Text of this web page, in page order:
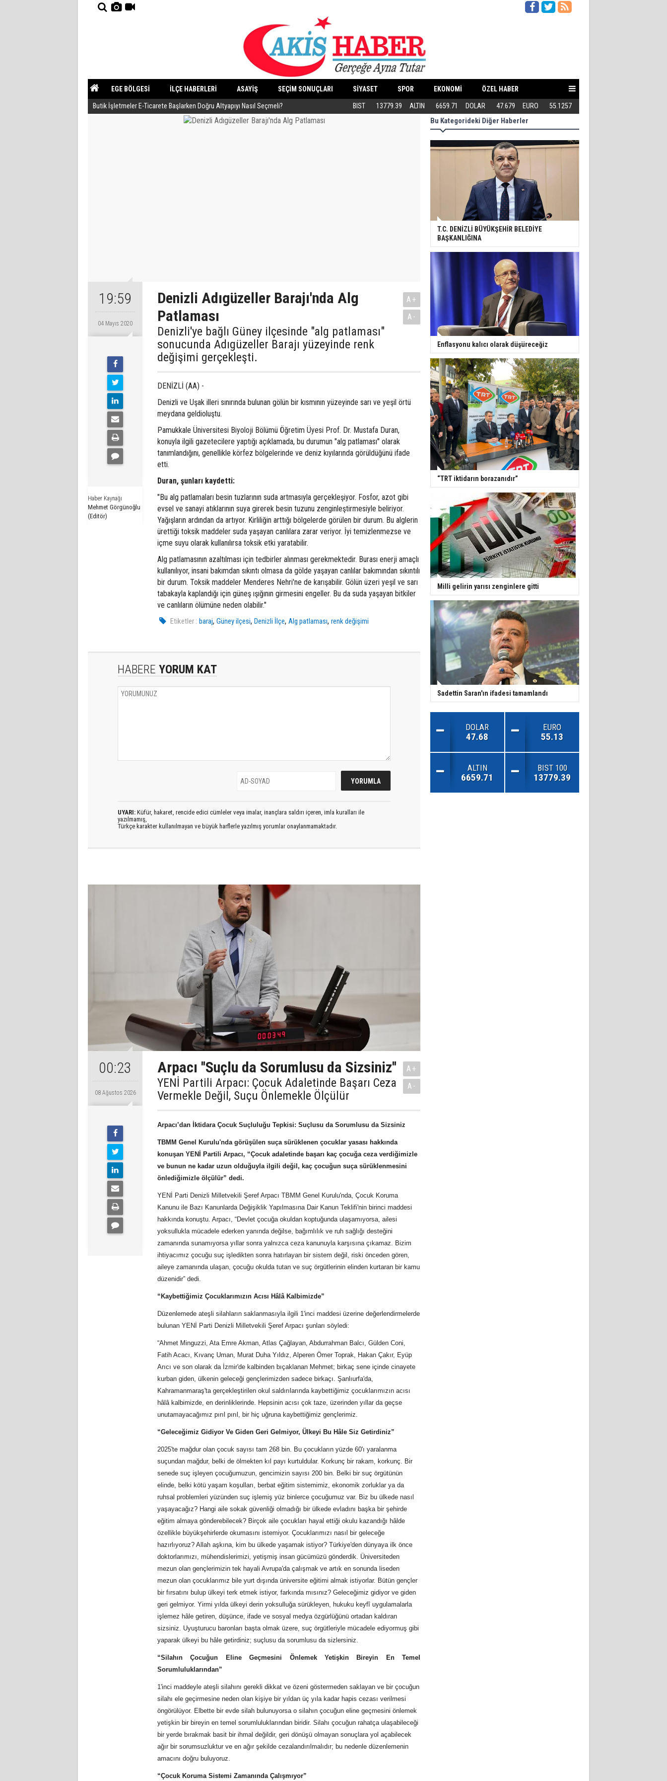
EGE BÖLGESİ İLÇE HABERLERİ ASAYİŞ SEÇİM SONUÇLARI SİYASET SPOR EKONOMİ ÖZEL HABER
YAZARLAR GÜNDEM
Butik İşletmeler E-Ticarete Başlarken Doğru Altyapıyı Nasıl Seçmeli? Eski Dolgular Ultrasonla Tespit Edilip Eritilebilir mi?
BIST 13779.39 ALTIN 6659.71 DOLAR 47.679 EURO 55.1257
19:59
04 Mayıs 2020
Haber Kaynağı
Mehmet Görgünoğlu
(Editör)
Denizli Adıgüzeller Barajı'nda Alg
Patlaması
Denizli'ye bağlı Güney ilçesinde "alg patlaması"
sonucunda Adıgüzeller Barajı yüzeyinde renk
değişimi gerçekleşti.
A+
A-
DENİZLİ (AA) -
Denizli ve Uşak illeri sınırında bulunan gölün bir kısmının yüzeyinde sarı ve yeşil örtü
meydana geldioluştu.
Pamukkale Üniversitesi Biyoloji Bölümü Öğretim Üyesi Prof. Dr. Mustafa Duran,
konuyla ilgili gazetecilere yaptığı açıklamada, bu durumun "alg patlaması" olarak
tanımlandığını, genellikle körfez bölgelerinde ve deniz kıyılarında görüldüğünü ifade
etti.
Duran, şunları kaydetti:
"Bu alg patlamaları besin tuzlarının suda artmasıyla gerçekleşiyor. Fosfor, azot gibi
evsel ve sanayi atıklarının suya girerek besin tuzunu zenginleştirmesiyle beliriyor.
Yağışların ardından da artıyor. Kirliliğin arttığı bölgelerde görülen bir durum. Bu alglerin
ürettiği toksik maddeler suda yaşayan canlılara zarar veriyor. İyi temizlenmezse ve
içme suyu olarak kullanılırsa toksik etki yaratabilir.
Alg patlamasının azaltılması için tedbirler alınması gerekmektedir. Burası enerji amaçlı
kullanılıyor, insani bakımdan sıkıntı olmasa da gölde yaşayan canlılar bakımından sıkıntılı
bir durum. Toksik maddeler Menderes Nehri'ne de karışabilir. Gölün üzeri yeşil ve sarı
tabakayla kaplandığı için güneş ışığının girmesini engeller. Bu da suda yaşayan bitkiler
ve canlıların ölümüne neden olabilir."
Etiketler : baraj,Güney ilçesi,Denizli İlçe,Alg patlaması,renk değişimi
HABERE YORUM KAT
UYARI: Küfür, hakaret, rencide edici cümleler veya imalar, inançlara saldırı içeren, imla kuralları ile
yazılmamış,
Türkçe karakter kullanılmayan ve büyük harflerle yazılmış yorumlar onaylanmamaktadır.
00:23
08 Ağustos 2026
Arpacı ''Suçlu da Sorumlusu da Sizsiniz''
YENİ Partili Arpacı: Çocuk Adaletinde Başarı Ceza
Vermekle Değil, Suçu Önlemekle Ölçülür
A+
A-
Arpacı’dan İktidara Çocuk Suçluluğu Tepkisi: Suçlusu da Sorumlusu da Sizsiniz
TBMM Genel Kurulu'nda görüşülen suça sürüklenen çocuklar yasası hakkında
konuşan YENİ Partili Arpacı, “Çocuk adaletinde başarı kaç çocuğa ceza verdiğimizle
ve bunun ne kadar uzun olduğuyla ilgili değil, kaç çocuğun suça sürüklenmesini
önlediğimizle ölçülür” dedi.
YENİ Parti Denizli Milletvekili Şeref Arpacı TBMM Genel Kurulu'nda, Çocuk Koruma
Kanunu ile Bazı Kanunlarda Değişiklik Yapılmasına Dair Kanun Teklifi'nin birinci maddesi
hakkında konuştu. Arpacı, “Devlet çocuğa okuldan koptuğunda ulaşamıyorsa, ailesi
yoksullukla mücadele ederken yanında değilse, bağımlılık ve ruh sağlığı desteğini
zamanında sunamıyorsa yıllar sonra yalnızca ceza kanunuyla karşısına çıkamaz. Bizim
ihtiyacımız çocuğu suç işledikten sonra hatırlayan bir sistem değil, riski önceden gören,
aileye zamanında ulaşan, çocuğu okulda tutan ve suç örgütlerinin elinden kurtaran bir kamu
düzenidir” dedi.
“Kaybettiğimiz Çocuklarımızın Acısı Hâlâ Kalbimizde”
Düzenlemede ateşli silahların saklanmasıyla ilgili 1'inci maddesi üzerine değerlendirmelerde
bulunan YENİ Parti Denizli Milletvekili Şeref Arpacı şunları söyledi:
“Ahmet Minguzzi, Ata Emre Akman, Atlas Çağlayan, Abdurrahman Balcı, Gülden Coni,
Fatih Acacı, Kıvanç Uman, Murat Duha Yıldız, Alperen Ömer Toprak, Hakan Çakır, Eyüp
Arıcı ve son olarak da İzmir'de kalbinden bıçaklanan Mehmet; birkaç sene içinde cinayete
kurban giden, ülkenin geleceği gençlerimizden sadece birkaçı. Şanlıurfa'da,
Kahramanmaraş'ta gerçekleştirilen okul saldırılarında kaybettiğimiz çocuklarımızın acısı
hâlâ kalbimizde, en derinliklerinde. Hepsinin acısı çok taze, üzerinden yıllar da geçse
unutamayacağımız pırıl pırıl, bir hiç uğruna kaybettiğimiz gençlerimiz.
“Geleceğimiz Gidiyor Ve Giden Geri Gelmiyor, Ülkeyi Bu Hâle Siz Getirdiniz”
2025'te mağdur olan çocuk sayısı tam 268 bin. Bu çocukların yüzde 60'ı yaralanma
suçundan mağdur, belki de ölmekten kıl payı kurtuldular. Korkunç bir rakam, korkunç. Bir
senede suç işleyen çocuğumuzun, gencimizin sayısı 200 bin. Belki bir suç örgütünün
elinde, belki kötü yaşam koşulları, berbat eğitim sistemimiz, ekonomik zorluklar ya da
ruhsal problemleri yüzünden suç işlemiş yüz binlerce çocuğumuz var. Biz bu ülkede nasıl
yaşayacağız? Hangi aile sokak güvenliği olmadığı bir ülkede evladını başka bir şehirde
eğitim almaya gönderebilecek? Birçok aile çocukları hayal ettiği okulu kazandığı hâlde
özellikle büyükşehirlerde okumasını istemiyor. Çocuklarımızı nasıl bir geleceğe
hazırlıyoruz? Allah aşkına, kim bu ülkede yaşamak istiyor? Türkiye'den dünyaya ilk önce
doktorlarımızı, mühendislerimizi, yetişmiş insan gücümüzü gönderdik. Üniversiteden
mezun olan gençlerimizin tek hayali Avrupa'da çalışmak ve artık en sonunda liseden
mezun olan çocuklarımız bile yurt dışında üniversite eğitimi almak istiyorlar. Bütün gençler
bir fırsatını bulup ülkeyi terk etmek istiyor, farkında mısınız? Geleceğimiz gidiyor ve giden
geri gelmiyor. Yirmi yılda ülkeyi derin yoksulluğa sürükleyen, hukuku keyfî uygulamalarla
işlemez hâle getiren, düşünce, ifade ve sosyal medya özgürlüğünü ortadan kaldıran
sizsiniz. Uyuşturucu baronları başta olmak üzere, suç örgütleriyle mücadele ediyormuş gibi
yaparak ülkeyi bu hâle getirdiniz; suçlusu da sorumlusu da sizlersiniz.
“Silahın Çocuğun Eline Geçmesini Önlemek Yetişkin Bireyin En Temel
Sorumluluklarından”
1'inci maddeyle ateşli silahını gerekli dikkat ve özeni göstermeden saklayan ve bir çocuğun
silahı ele geçirmesine neden olan kişiye bir yıldan üç yıla kadar hapis cezası verilmesi
öngörülüyor. Elbette bir evde silah bulunuyorsa o silahın çocuğun eline geçmesini önlemek
yetişkin bir bireyin en temel sorumluluklarından biridir. Silahı çocuğun rahatça ulaşabileceği
bir yerde bırakmak basit bir ihmal değildir, geri dönüşü olmayan sonuçlara yol açabilecek
ağır bir sorumsuzluktur ve en ağır şekilde cezalandırılmalıdır; bu nedenle düzenlemenin
amacını doğru buluyoruz.
“Çocuk Koruma Sistemi Zamanında Çalışmıyor”
Bu Kategorideki Diğer Haberler
T.C. DENİZLİ BÜYÜKŞEHİR BELEDİYE
BAŞKANLIĞINA
Enflasyonu kalıcı olarak düşüreceğiz
“TRT iktidarın borazanıdır”
Milli gelirin yarısı zenginlere gitti
Sadettin Saran'ın ifadesi tamamlandı
DOLAR
47.68
EURO
55.13
ALTIN
6659.71
BIST 100
13779.39